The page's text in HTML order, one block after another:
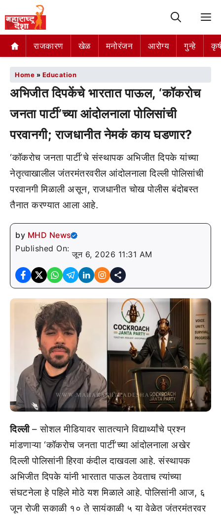
राजकारण खेळ मनोरंजन आरोग्य गुन्हे
Home » Education
अभिजीत दिपकेंचे भारतात पाऊल, ‘कॉकरोच
जनता पार्टी’च्या आंदोलनाला पोलिसांची
परवानगी; राजधानीत नेमकं काय घडणार?
‘कॉकरोच जनता पार्टी’चे संस्थापक अभिजीत दिपके यांच्या
नेतृत्वाखालील जंतरमंतरवरील आंदोलनाला दिल्ली पोलिसांची
परवानगी मिळाली असून, राजधानीत चोख पोलीस बंदोबस्त
तैनात करण्यात आला आहे.
by MHD News
Published On:
जून 6, 2026 11:31 AM
दिल्ली– सोशल मीडियावर सातत्याने विद्यार्थ्यांचे प्रश्न
मांडणाऱ्या ‘कॉकरोच जनता पार्टी’च्या आंदोलनाला अखेर
दिल्ली पोलिसांनी हिरवा कंदील दाखवला आहे. संस्थापक
अभिजीत दिपके यांनी भारतात पाऊल ठेवताच त्यांच्या
संघटनेला हे पहिले मोठे यश मिळाले आहे. पोलिसांनी आज, ६
जून रोजी सकाळी १० ते सायंकाळी ५ या वेळेत जंतरमंतरवर